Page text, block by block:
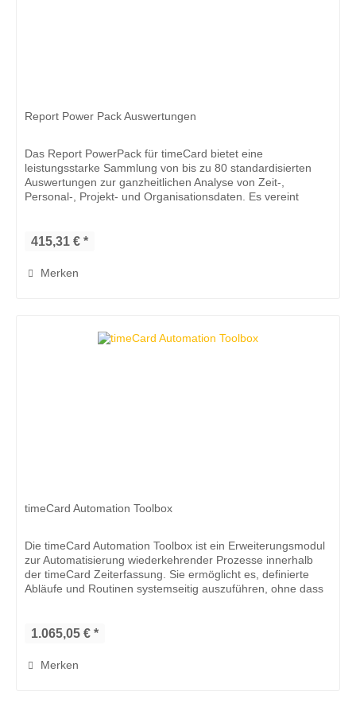
Report Power Pack Auswertungen
Das Report PowerPack für timeCard bietet eine
leistungsstarke Sammlung von bis zu 80 standardisierten
Auswertungen zur ganzheitlichen Analyse von Zeit-,
Personal-, Projekt- und Organisationsdaten. Es vereint
415,31 € *
Merken
timeCard Automation Toolbox
Die timeCard Automation Toolbox ist ein Erweiterungsmodul
zur Automatisierung wiederkehrender Prozesse innerhalb
der timeCard Zeiterfassung. Sie ermöglicht es, definierte
Abläufe und Routinen systemseitig auszuführen, ohne dass
1.065,05 € *
Merken